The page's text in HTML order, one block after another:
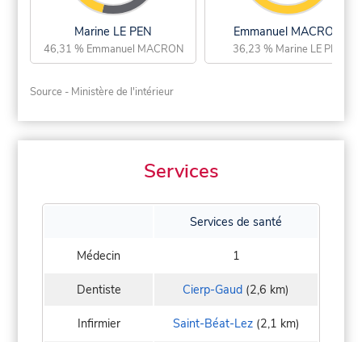
Marine LE PEN
46,31 % Emmanuel MACRON
Emmanuel MACRON
36,23 % Marine LE PEN
Source - Ministère de l'intérieur
Services
Services de santé
Médecin 1
Dentiste Cierp-Gaud (2,6 km)
Infirmier Saint-Béat-Lez(2,1 km)